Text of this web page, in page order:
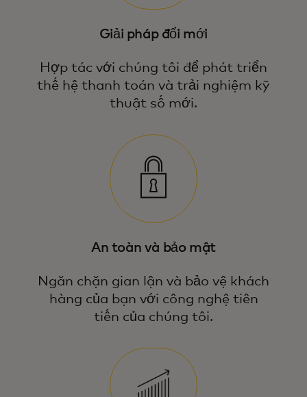
Giải pháp đổi mới
Hợp tác với chúng tôi để phát triển
thế hệ thanh toán và trải nghiệm kỹ
thuật số mới.
An toàn và bảo mật
Ngăn chặn gian lận và bảo vệ khách
hàng của bạn với công nghệ tiên
tiến của chúng tôi.